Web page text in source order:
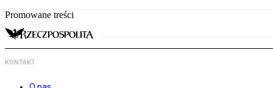
Promowane treści
KONTAKT